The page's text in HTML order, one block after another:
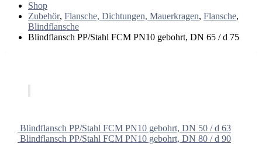
Shop
Zubehör, Flansche, Dichtungen, Mauerkragen, Flansche,
Blindflansche
Blindflansch PP/Stahl FCM PN10 gebohrt, DN 65 / d 75
Blindflansch PP/Stahl FCM PN10 gebohrt, DN 50 / d 63
Blindflansch PP/Stahl FCM PN10 gebohrt, DN 80 / d 90